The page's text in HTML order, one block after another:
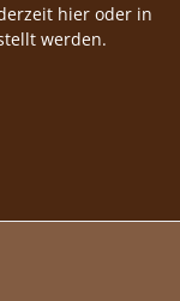
hier oder in
werden.